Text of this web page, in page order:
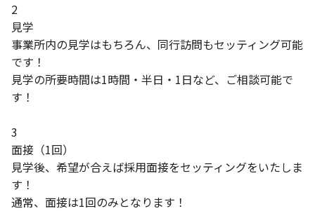
2
見学
事業所内の見学はもちろん、同行訪問もセッティング可能
です！
見学の所要時間は1時間・半日・1日など、ご相談可能で
す！
3
面接（1回）
見学後、希望が合えば採用面接をセッティングをいたしま
す！
通常、面接は1回のみとなります！